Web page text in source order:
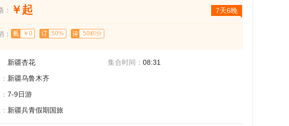
7天6晚
： ￥起
： ￥0 50% 50积分
新疆杏花 集合时间： 08:31
新疆乌鲁木齐
7-9日游
新疆兵青假期国旅